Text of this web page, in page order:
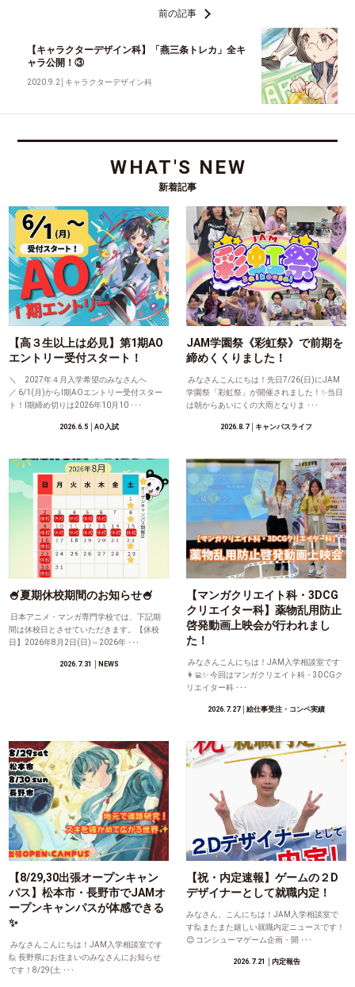
前の記事
【キャラクターデザイン科】「燕三条トレカ」全キ
ャラ公開！③
2020.9.2 キャラクターデザイン科
WHAT'S NEW
新着記事
【高３生以上は必見】第1期AO
エントリー受付スタート！
＼ 2027年４月入学希望のみなさんへ
／ 6/1(月)からⅠ期AOエントリー受付スター
ト！Ⅰ期締め切りは2026年10月10 ･･･
2026.6.5│AO入試
JAM学園祭《彩虹祭》で前期を
締めくくりました！
みなさんこんにちは！先日7/26(日)にJAM
学園祭「彩虹祭」が開催されました！✨当日
は朝からあいにくの大雨となりま ･･･
2026.8.7│キャンパスライフ
🍧夏期休校期間のお知らせ🍧
日本アニメ・マンガ専門学校では、下記期
間は休校日とさせていただきます。【休校
日】2026年8月2日(日)～2026年 ･･･
2026.7.31 │NEWS
【マンガクリエイト科・3DCG
クリエイター科】薬物乱用防止
啓発動画上映会が行われまし
た！
みなさんこんにちは！JAM入学相談室です
👩‍💻✨ 今回はマンガクリエイト科・3DCGク
リエイター科 ･･･
2026.7.27│絵仕事受注・コンペ実績
【8/29,30出張オープンキャン
パス】松本市・長野市でJAMオ
ープンキャンパスが体感できる
✨
みなさんこんにちは！JAM入学相談室です
🙋 長野県にお住まいのみなさんにお知らせ
です！8/29(土 ･･･
【祝・内定速報】ゲームの２D
デザイナーとして就職内定！
みなさん、こんにちは！JAM入学相談室で
す🙋またまた嬉しい就職内定ニュースです！
😊 コンシューマゲーム企画・開 ･･･
2026.7.21 │内定報告